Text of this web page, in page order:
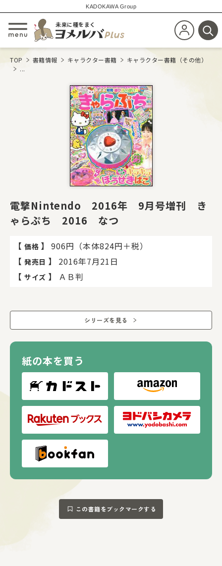
KADOKAWA Group
メニューを開閉する
未来に種をまく
新規会員登
検
TOP 書籍情報 キャラクター書籍
キャラクター書籍（その他）
...
電撃Nintendo 2016年 9月号増刊 き
ゃらぷち 2016 なつ
【 価格 】
906円（本体824円＋税）
【 発売日 】
2016年7月21日
【 サイズ 】 ＡＢ判
シリーズを見る
紙の本を買う
この書籍をブックマークする